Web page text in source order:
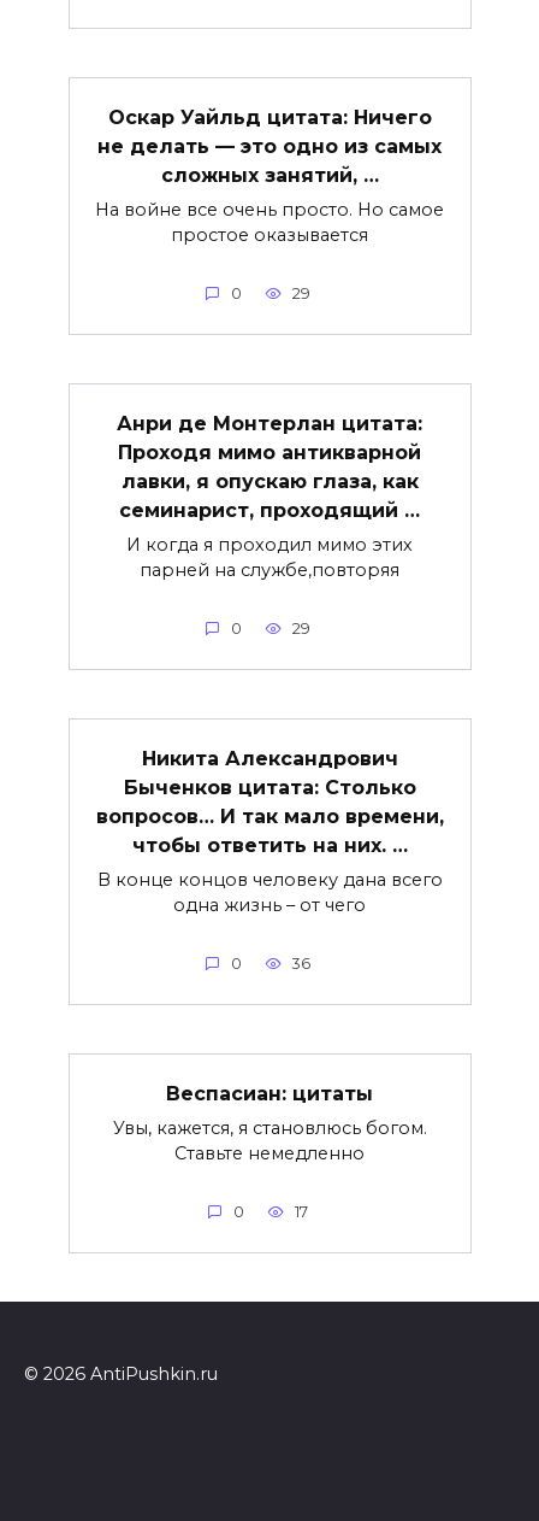
Оскар Уайльд цитата: Ничего
не делать — это одно из самых
сложных занятий, …
На войне все очень просто. Но самое
простое оказывается
0 29
Анри де Монтерлан цитата:
Проходя мимо антикварной
лавки, я опускаю глаза, как
семинарист, проходящий …
И когда я проходил мимо этих
парней на службе,повторяя
0 29
Никита Александрович
Быченков цитата: Столько
вопросов… И так мало времени,
чтобы ответить на них. …
В конце концов человеку дана всего
одна жизнь – от чего
0 36
Веспасиан: цитаты
Увы, кажется, я становлюсь богом.
Ставьте немедленно
0 17
© 2026 AntiPushkin.ru